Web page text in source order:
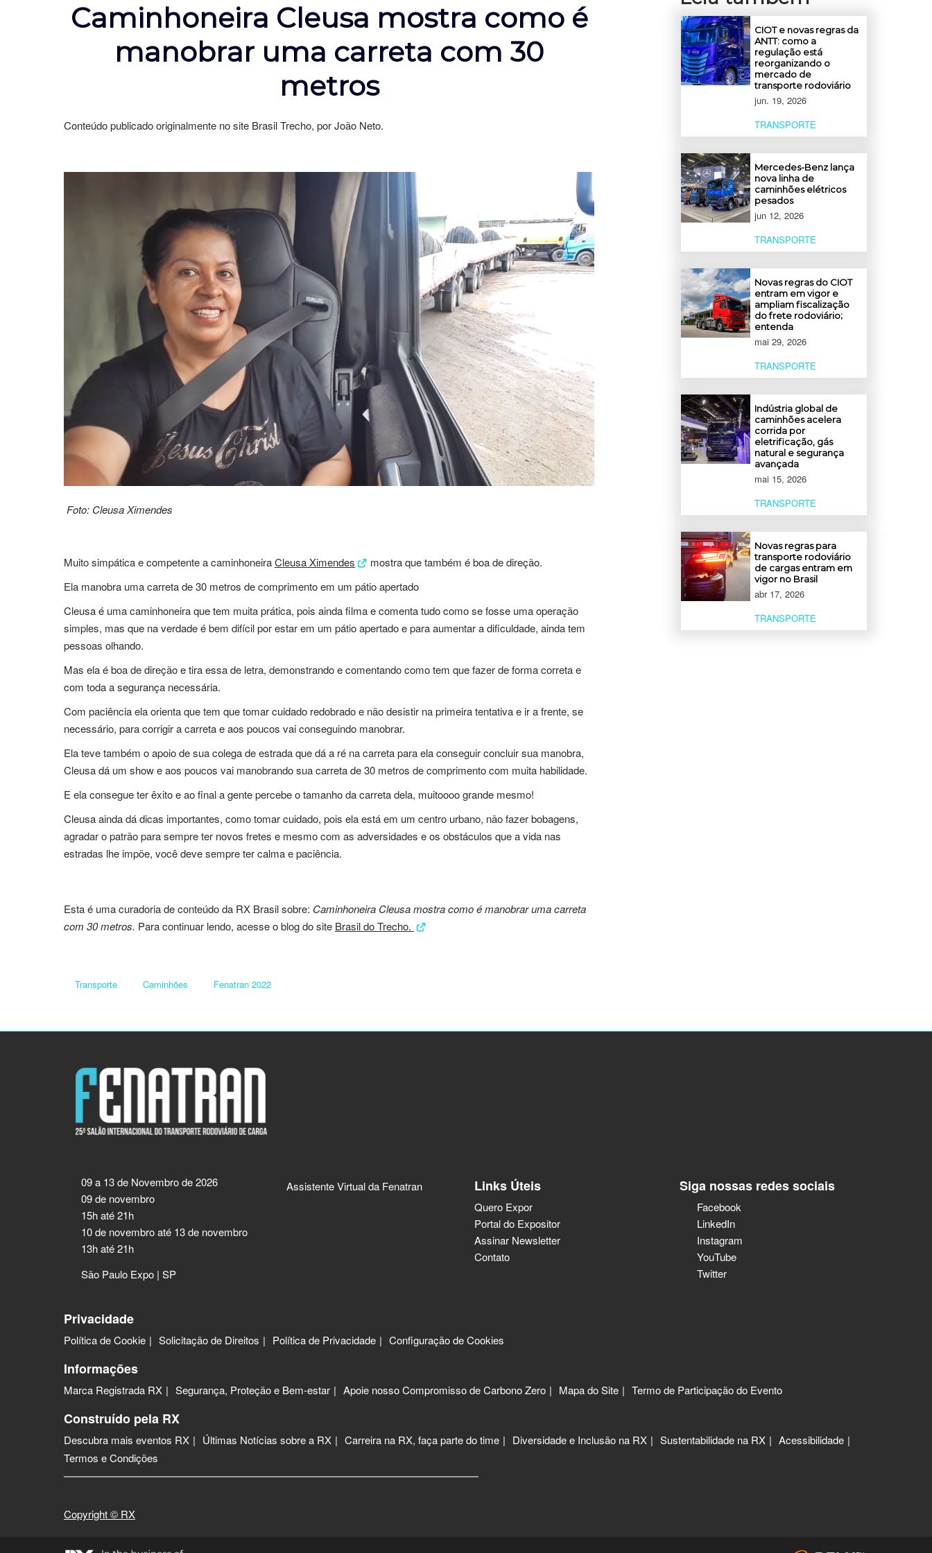
Caminhoneira Cleusa mostra como é
manobrar uma carreta com 30
metros
Conteúdo publicado originalmente no site Brasil Trecho, por João Neto.
Foto: Cleusa Ximendes
Muito simpática e competente a caminhoneiraCleusa Ximendes
mostra que também é boa de direção.
Ela manobra uma carreta de 30 metros de comprimento em um pátio apertado
Cleusa é uma caminhoneira que tem muita prática, pois ainda filma e comenta tudo como se fosse uma operação
simples, mas que na verdade é bem difícil por estar em um pátio apertado e para aumentar a dificuldade, ainda tem
pessoas olhando.
Mas ela é boa de direção e tira essa de letra, demonstrando e comentando como tem que fazer de forma correta e
com toda a segurança necessária.
Com paciência ela orienta que tem que tomar cuidado redobrado e não desistir na primeira tentativa e ir a frente, se
necessário, para corrigir a carreta e aos poucos vai conseguindo manobrar.
Ela teve também o apoio de sua colega de estrada que dá a ré na carreta para ela conseguir concluir sua manobra,
Cleusa dá um show e aos poucos vai manobrando sua carreta de 30 metros de comprimento com muita habilidade.
E ela consegue ter êxito e ao final a gente percebe o tamanho da carreta dela, muitoooo grande mesmo!
Cleusa ainda dá dicas importantes, como tomar cuidado, pois ela está em um centro urbano, não fazer bobagens,
agradar o patrão para sempre ter novos fretes e mesmo com as adversidades e os obstáculos que a vida nas
estradas lhe impõe, você deve sempre ter calma e paciência.
Esta é uma curadoria de conteúdo da RX Brasil sobre: ​​Caminhoneira Cleusa mostra como é manobrar uma carreta
com 30 metros. Para continuar lendo, acesse o blog do site Brasil do Trecho.
Transporte Caminhões Fenatran 2022
CIOT e novas regras da
ANTT: como a
regulação está
reorganizando o
mercado de
transporte rodoviário
jun. 19, 2026
TRANSPORTE
Mercedes-Benz lança
nova linha de
caminhões elétricos
pesados
jun 12, 2026
TRANSPORTE
Novas regras do CIOT
entram em vigor e
ampliam fiscalização
do frete rodoviário;
entenda
mai 29, 2026
TRANSPORTE
Indústria global de
caminhões acelera
corrida por
eletrificação, gás
natural e segurança
avançada
mai 15, 2026
TRANSPORTE
Novas regras para
transporte rodoviário
de cargas entram em
vigor no Brasil
abr 17, 2026
TRANSPORTE
09 a 13 de Novembro de 2026
09 de novembro
15h até 21h
10 de novembro até 13 de novembro
13h até 21h
São Paulo Expo | SP
Assistente Virtual da Fenatran Links Úteis
Quero Expor
Portal do Expositor
Assinar Newsletter
Contato
Siga nossas redes sociais
Facebook
LinkedIn
Instagram
YouTube
Twitter
Privacidade
Política de Cookie Solicitação de Direitos Política de Privacidade Configuração de Cookies
Informações
Marca Registrada RX Segurança, Proteção e Bem-estar Apoie nosso Compromisso de Carbono Zero Mapa do Site Termo de Participação do Evento
Construído pela RX
Descubra mais eventos RX Últimas Notícias sobre a RX Carreira na RX, faça parte do time Diversidade e Inclusão na RX Sustentabilidade na RX
Acessibilidade
Termos e Condições
Copyright © RX